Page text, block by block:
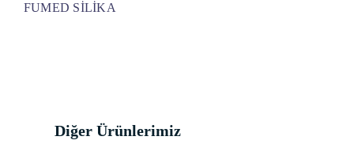
FUMED SİLİKA
Diğer Ürünlerimiz